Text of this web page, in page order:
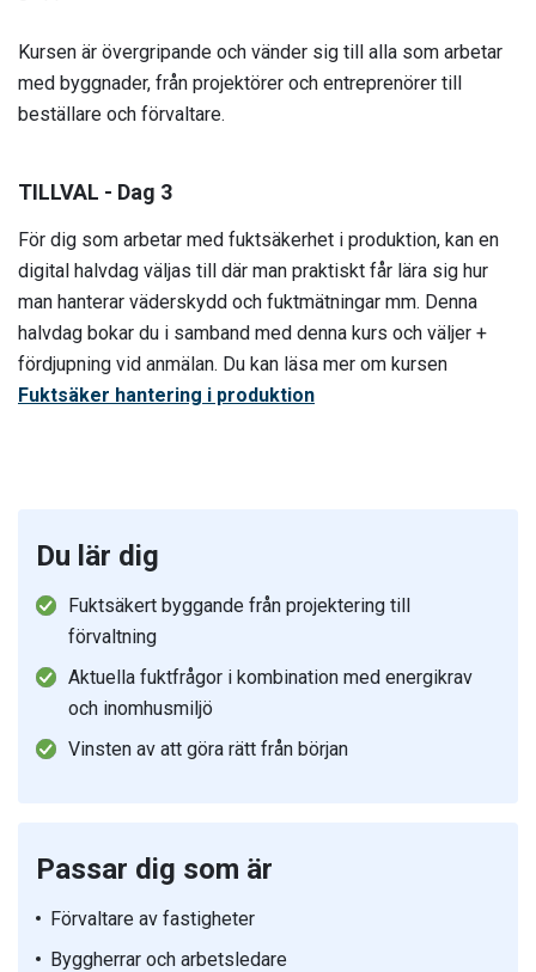
Kursen är övergripande och vänder sig till alla som arbetar
med byggnader, från projektörer och entreprenörer till
beställare och förvaltare.
TILLVAL - Dag 3
För dig som arbetar med fuktsäkerhet i produktion, kan en
digital halvdag väljas till där man praktiskt får lära sig hur
man hanterar väderskydd och fuktmätningar mm. Denna
halvdag bokar du i samband med denna kurs och väljer +
fördjupning vid anmälan. Du kan läsa mer om kursen
Fuktsäker hantering i produktion
Du lär dig
Fuktsäkert byggande från projektering till
förvaltning
Aktuella fuktfrågor i kombination med energikrav
och inomhusmiljö
Vinsten av att göra rätt från början
Passar dig som är
Förvaltare av fastigheter
Byggherrar och arbetsledare